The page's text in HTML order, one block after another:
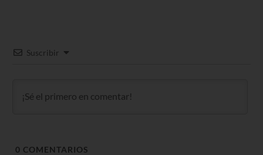
Suscribir
0 COMENTARIOS